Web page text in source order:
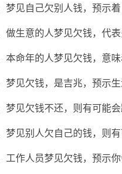
梦见自己欠别人钱，预示
做生意的人梦见欠钱，代
本命年的人梦见欠钱，意
梦见欠钱，是吉兆，预示生
梦见欠钱不还，则有可能会
梦见别人欠自己的钱，则
工作人员梦见欠钱，预示你